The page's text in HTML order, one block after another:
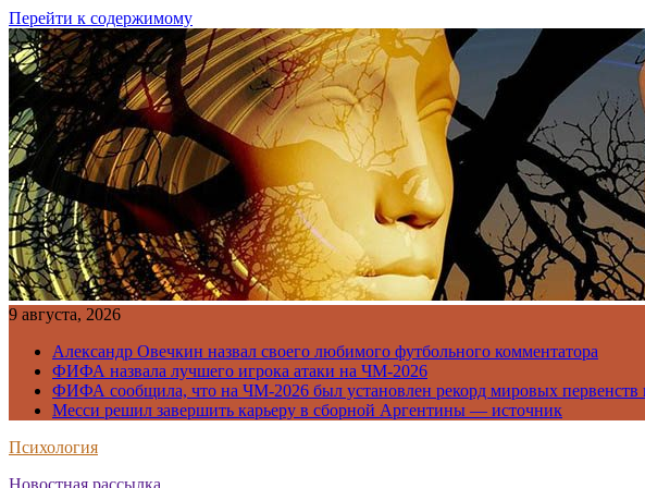
Перейти к содержимому
9 августа, 2026
Александр Овечкин назвал своего любимого футбольного комментатора
ФИФА назвала лучшего игрока атаки на ЧМ-2026
ФИФА сообщила, что на ЧМ-2026 был установлен рекорд мировых первенств
Месси решил завершить карьеру в сборной Аргентины — источник
Психология
Новостная рассылка